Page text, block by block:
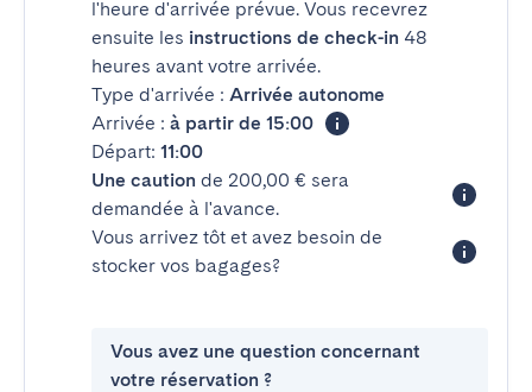
l'heure d'arrivée prévue. Vous recevrez
ensuite les instructions de check-in 48
heures avant votre arrivée.
Type d'arrivée : Arrivée autonome
Arrivée : à partir de 15:00
Départ: 11:00
Une caution de 200,00 € sera
demandée à l'avance.
Vous arrivez tôt et avez besoin de
stocker vos bagages?
Vous avez une question concernant
votre réservation ?